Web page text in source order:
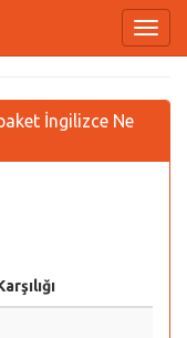
İngilizce Ne